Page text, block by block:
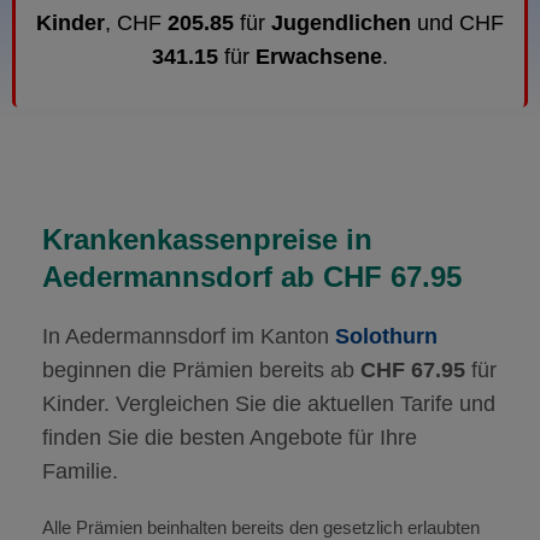
Kinder, CHF 205.85 für Jugendlichen und CHF
341.15 für Erwachsene.
Krankenkassenpreise in
Aedermannsdorf ab CHF 67.95
In Aedermannsdorf im Kanton Solothurn
beginnen die Prämien bereits ab CHF 67.95 für
Kinder. Vergleichen Sie die aktuellen Tarife und
finden Sie die besten Angebote für Ihre
Familie.
Alle Prämien beinhalten bereits den gesetzlich erlaubten